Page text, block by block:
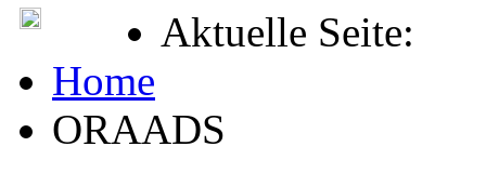
Aktuelle Seite:
Home
ORAADS